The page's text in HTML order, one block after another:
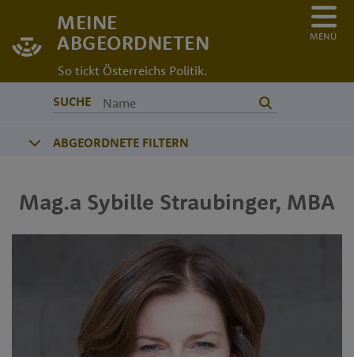
MEINE
ABGEORDNETEN
So tickt Österreichs Politik.
MENÜ
SUCHE
ABGEORDNETE FILTERN
Mag.a Sybille Straubinger, MBA